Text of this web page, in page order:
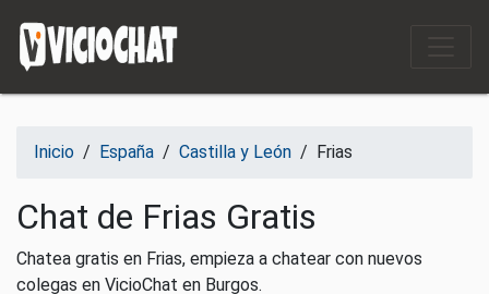
Inicio / España / Castilla y León / Frias
Chat de Frias Gratis
Chatea gratis en Frias, empieza a chatear con nuevos
colegas en VicioChat en Burgos.